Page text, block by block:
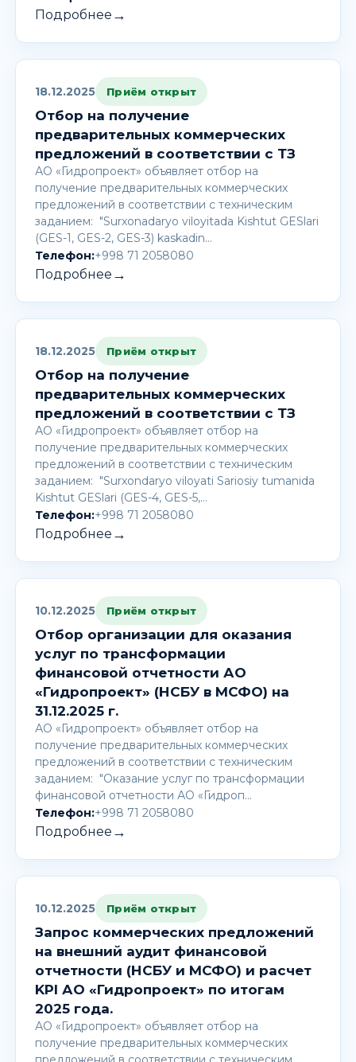
Подробнее →
18.12.2025 Приём открыт
Отбор на получение
предварительных коммерческих
предложений в соответствии с ТЗ
АО «Гидропроект» объявляет отбор на
получение предварительных коммерческих
предложений в соответствии с техническим
заданием: "Surxonadaryo viloyitada Kishtut GESlari
(GES-1, GES-2, GES-3) kaskadin…
Телефон:+998 71 2058080
Подробнее →
18.12.2025 Приём открыт
Отбор на получение
предварительных коммерческих
предложений в соответствии с ТЗ
АО «Гидропроект» объявляет отбор на
получение предварительных коммерческих
предложений в соответствии с техническим
заданием: "Surxondaryo viloyati Sariosiy tumanida
Kishtut GESlari (GES-4, GES-5,…
Телефон:+998 71 2058080
Подробнее →
10.12.2025 Приём открыт
Отбор организации для оказания
услуг по трансформации
финансовой отчетности АО
«Гидропроект» (НСБУ в МСФО) на
31.12.2025 г.
АО «Гидропроект» объявляет отбор на
получение предварительных коммерческих
предложений в соответствии с техническим
заданием: "Оказание услуг по трансформации
финансовой отчетности АО «Гидроп…
Телефон:+998 71 2058080
Подробнее →
10.12.2025 Приём открыт
Запрос коммерческих предложений
на внешний аудит финансовой
отчетности (НСБУ и МСФО) и расчет
KPI АО «Гидропроект» по итогам
2025 года.
АО «Гидропроект» объявляет отбор на
получение предварительных коммерческих